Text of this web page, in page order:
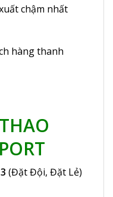
chậm nhất
hàng thanh
(Đặt Đội, Đặt Lẻ)